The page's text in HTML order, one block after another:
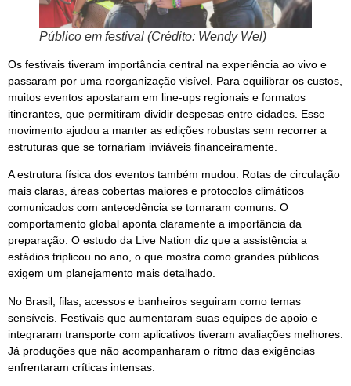
Público em festival (Crédito: Wendy Wel)
Os festivais tiveram importância central na experiência ao vivo e
passaram por uma reorganização visível. Para equilibrar os custos,
muitos eventos apostaram em line-ups regionais e formatos
itinerantes, que permitiram dividir despesas entre cidades. Esse
movimento ajudou a manter as edições robustas sem recorrer a
estruturas que se tornariam inviáveis financeiramente.
A estrutura física dos eventos também mudou. Rotas de circulação
mais claras, áreas cobertas maiores e protocolos climáticos
comunicados com antecedência se tornaram comuns. O
comportamento global aponta claramente a importância da
preparação. O estudo da Live Nation diz que a assistência a
estádios triplicou no ano, o que mostra como grandes públicos
exigem um planejamento mais detalhado.
No Brasil, filas, acessos e banheiros seguiram como temas
sensíveis. Festivais que aumentaram suas equipes de apoio e
integraram transporte com aplicativos tiveram avaliações melhores.
Já produções que não acompanharam o ritmo das exigências
enfrentaram críticas intensas.